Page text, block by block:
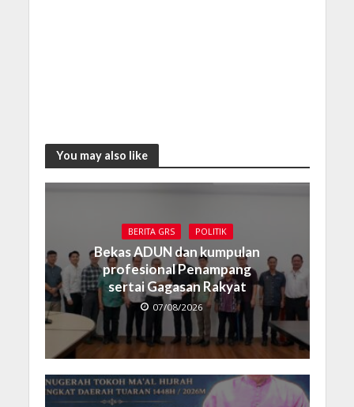
You may also like
BERITA GRS POLITIK
Bekas ADUN dan kumpulan
profesional Penampang
sertai Gagasan Rakyat
07/08/2026